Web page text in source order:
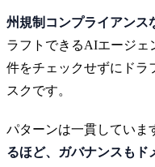
州規制コンプライアンス
ラフトできるAIエージェ
件をチェックせずにドラ
スクです。
パターンは一貫していま
るほど、ガバナンスもド